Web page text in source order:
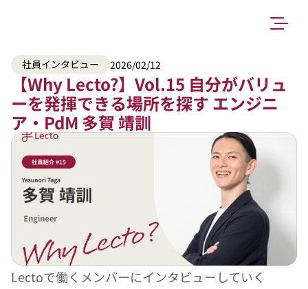
社員インタビュー 2026/02/12
【Why Lecto?】Vol.15 自分がバリュ
ーを発揮できる場所を探す エンジニ
ア・PdM 多賀 靖訓
Lectoで働くメンバーにインタビューしていく